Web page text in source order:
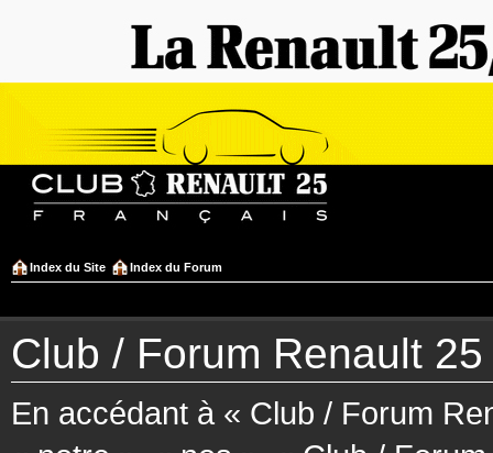
Index du Site Index du Forum
Club / Forum Renault
En accédant à « Club / Forum